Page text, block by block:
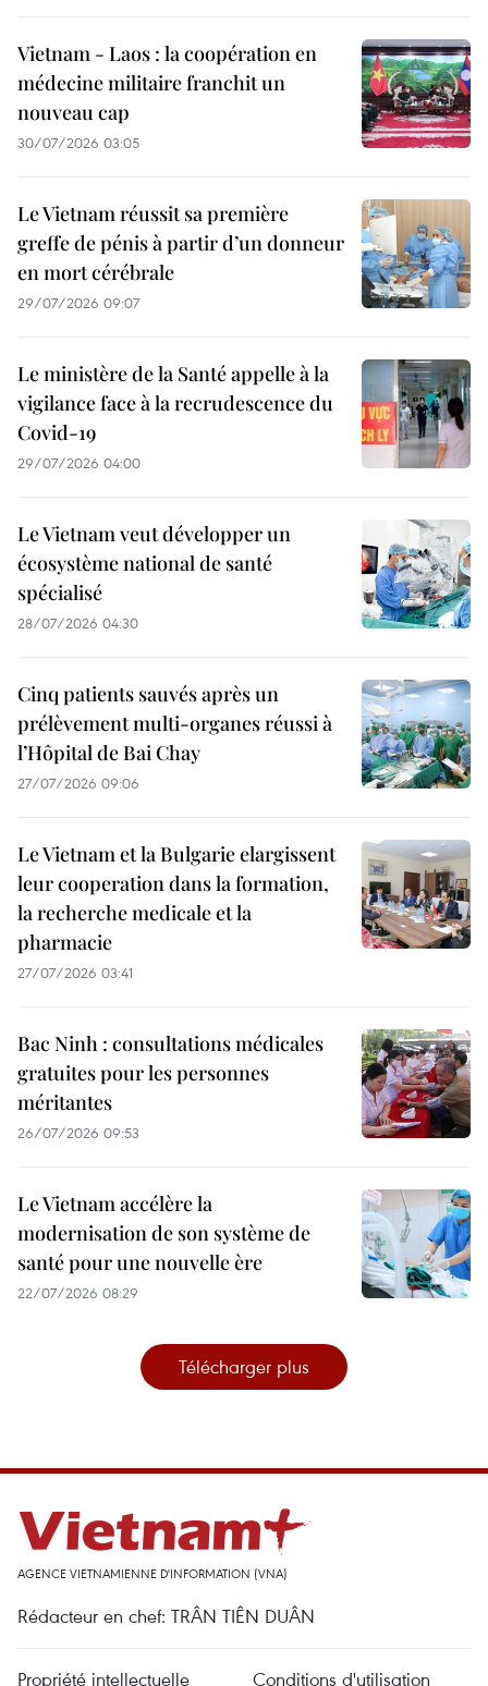
Vietnam - Laos : la coopération en
médecine militaire franchit un
nouveau cap
30/07/2026 03:05
Le Vietnam réussit sa première
greffe de pénis à partir d’un donneur
en mort cérébrale
29/07/2026 09:07
Le ministère de la Santé appelle à la
vigilance face à la recrudescence du
Covid-19
29/07/2026 04:00
Le Vietnam veut développer un
écosystème national de santé
spécialisé
28/07/2026 04:30
Cinq patients sauvés après un
prélèvement multi-organes réussi à
l’Hôpital de Bai Chay
27/07/2026 09:06
Le Vietnam et la Bulgarie elargissent
leur cooperation dans la formation,
la recherche medicale et la
pharmacie
27/07/2026 03:41
Bac Ninh : consultations médicales
gratuites pour les personnes
méritantes
26/07/2026 09:53
Le Vietnam accélère la
modernisation de son système de
santé pour une nouvelle ère
22/07/2026 08:29
Télécharger plus
AGENCE VIETNAMIENNE D'INFORMATION (VNA)
Rédacteur en chef: TRÂN TIÊN DUÂN
Propriété intellectuelle Conditions d'utilisation